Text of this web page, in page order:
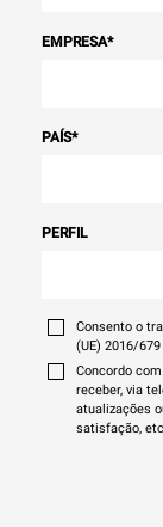
EMPRESA*
PAÍS*
PERFIL
Consento o
(UE) 2016/679
Concordo
receber, via
atualizações
satisfação,